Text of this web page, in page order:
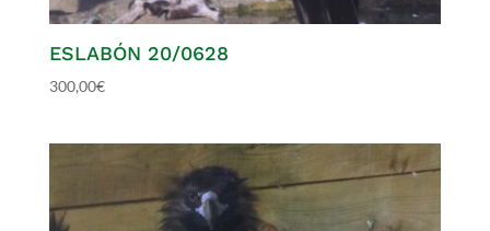
ESLABÓN 20/0628
300,00€